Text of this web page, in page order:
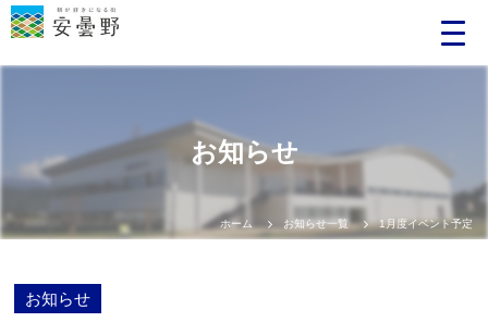
お知らせ
ホーム お知らせ一覧 1月度イベント予定
お知らせ